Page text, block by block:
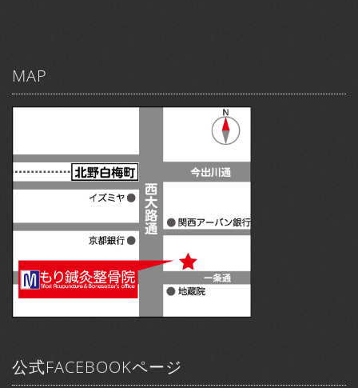
MAP
公式FACEBOOKページ